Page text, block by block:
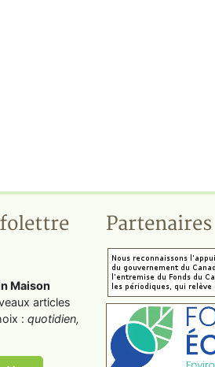
Maison
articles
: quotidien,
Partenaires